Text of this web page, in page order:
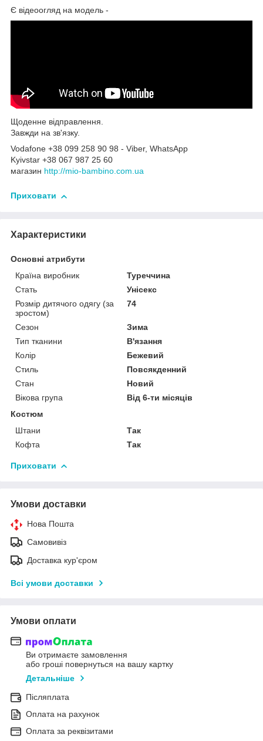
Є відеоогляд на модель -
Щоденне відправлення.
Завжди на зв'язку.
Vodafone +38 099 258 90 98 - Viber, WhatsApp
Kyivstar +38 067 987 25 60
магазин http://mio-bambino.com.ua
Приховати
Характеристики
Основні атрибути
Країна виробник
Туреччина
Стать
Унісекс
Розмір дитячого одягу (за
зростом)
74
Сезон
Зима
Тип тканини
В'язання
Колір
Бежевий
Стиль
Повсякденний
Стан
Новий
Вікова група
Від 6-ти місяців
Костюм
Штани
Так
Кофта
Так
Приховати
Умови доставки
Нова Пошта
Самовивіз
Доставка кур'єром
Всі умови доставки
Умови оплати
Ви отримаєте замовлення
або гроші повернуться на вашу картку
Детальніше
Післяплата
Оплата на рахунок
Оплата за реквізитами